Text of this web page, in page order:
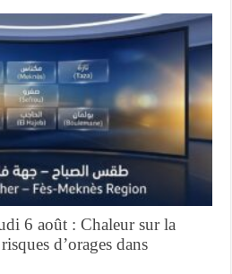
6 août : Chaleur sur la
d’orages dans